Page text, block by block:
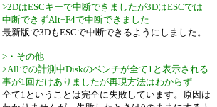
>2DはESCキーで中断できましたが3DはESCでは
中断できずAlt+F4で中断できました
最新版で3DもESCで中断できるようにしました。
>・その他
>Allでの計測中Diskのベンチが全て1と表示される
事が1回だけありましたが再現方法はわからず
全て1ということは完全に失敗しています。原因は